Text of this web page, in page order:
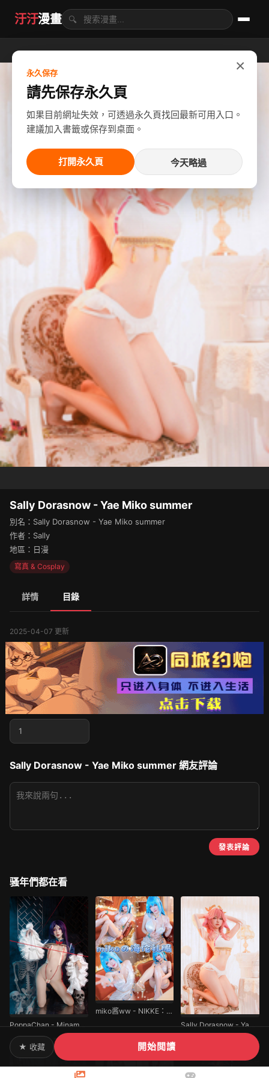
汙汙漫畫 🔍
×
永久保存
請先保存永久頁
如果目前網址失效，可透過永久頁找回最新可用入口。
建議加入書籤或保存到桌面。
打開永久頁 今天略過
Sally Dorasnow - Yae Miko summer
別名：Sally Dorasnow - Yae Miko summer
作者：Sally
地區：日漫
寫真 & Cosplay
詳情 目錄
2025-04-07 更新
1
Sally Dorasnow - Yae Miko summer 網友評論
發表評論
骚年們都在看
PoppaChan - Minamoto no Raikou
miko酱ww - NIKKE：胜利女神 海伦礼服
Sally Dorasnow - Yae Miko summer
★ 收藏 開始閲讀